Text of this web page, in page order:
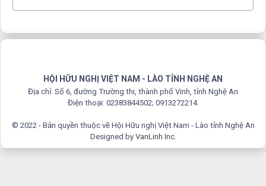
HỘI HỮU NGHỊ VIỆT NAM - LÀO TỈNH NGHỆ AN
Địa chỉ: Số 6, đường Trường thi, thành phố Vinh, tỉnh Nghệ An
Điện thoại: 02383844502; 0913272214.
© 2022 - Bản quyền thuộc về Hội Hữu nghị Việt Nam - Lào tỉnh Nghệ An
Designed by VanLinh Inc.